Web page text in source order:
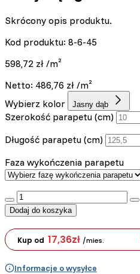
Skrócony opis produktu.
Kod produktu: 8-6-45
598,72 zł /m²
Netto: 486,76 zł /m²
Wybierz kolor
Jasny dąb
Szerokość parapetu (cm)
Długość parapetu (cm)
Faza wykończenia parapetu
:product_name quantity
Dodaj do koszyka
Kup od 17,36zł /mies.
Informacje o wysyłce